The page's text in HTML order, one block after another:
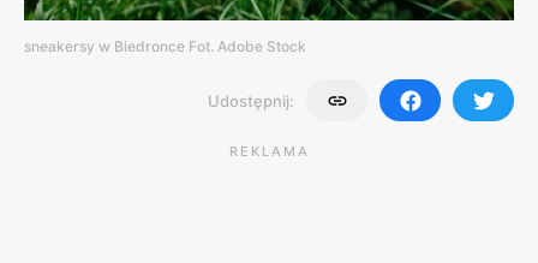
sneakersy w Biedronce Fot. Adobe Stock
Udostępnij:
REKLAMA